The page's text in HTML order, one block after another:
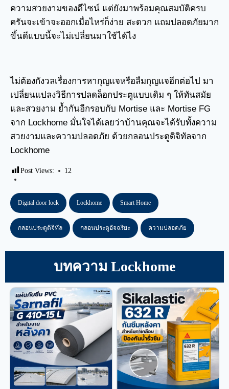
ความสวยงามของดีไซน์ แต่ยังมาพร้อมคุณสมบัติครบ
ครันจะเข้าจะออกเมื่อไหร่ก็ง่าย สะดวก แถมปลอดภัยมาก
ขึ้นดีแบบนี้จะไม่เปลี่ยนมาใช้ได้ไง
ไม่ต้องกังวลเรื่องการหากุญแจหรือลืมกุญแจอีกต่อไป มา
เปลี่ยนแปลงวิธีการปลดล็อกประตูแบบเดิม ๆ ให้ทันสมัย
และสวยงาม ย้ำกันอีกรอบกับ Mortise และ Mortise FG
จาก Lockhome มั่นใจได้เลยว่าบ้านคุณจะได้รับทั้งความ
สวยงามและความปลอดภัย ด้วยกลอนประตูดิจิทัลจาก
Lockhome
Post Views: 12
Digital door lock Lockhome Smart Home
กลอนประตูดิจิทัล กลอนประตูอัจฉริยะ ความปลอดภัย
บทความ Lockhome